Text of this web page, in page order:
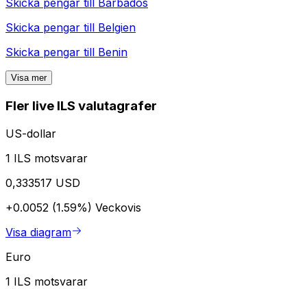
Skicka pengar till
Barbados
Skicka pengar till Belgien
Skicka pengar till Benin
Visa mer
Fler live ILS valutagrafer
US-dollar
1 ILS motsvarar
0,333517 USD
+0.0052 (1.59%) Veckovis
Visa diagram
Euro
1 ILS motsvarar